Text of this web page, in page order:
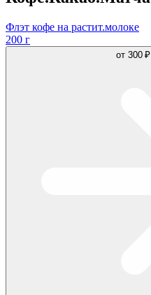
Флэт кофе на растит.молоке
200 г
от 300 ₽